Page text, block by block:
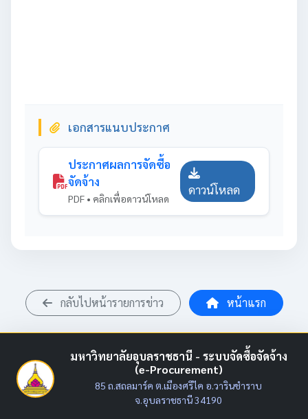
เอกสารแนบประกาศ
ประกาศผลการจัดซื้อ
จัดจ้าง
PDF • คลิกเพื่อดาวน์โหลด
ดาวน์โหลด
กลับไปหน้ารายการข่าว หน้าแรก
มหาวิทยาลัยอุบลราชธานี - ระบบจัดซื้อจัดจ้าง
(e-Procurement)
85 ถ.สถลมาร์ค ต.เมืองศรีไค อ.วารินชำราบ
จ.อุบลราชธานี 34190